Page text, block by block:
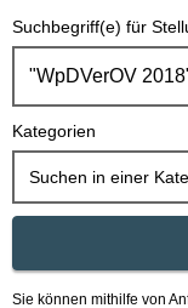
c
h
o
Suchbegriff(e) für
Kategorien
Suchen in einer
Sie können mithilfe von